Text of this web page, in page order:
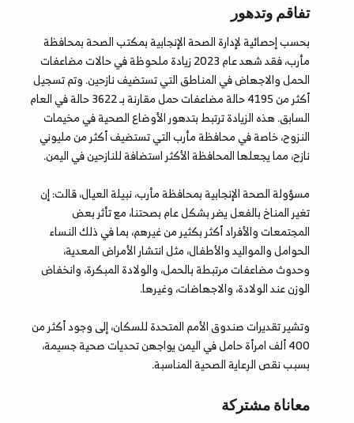
تفاقم وتدهور
بحسب إحصائية لإدارة الصحة الإنجابية بمكتب الصحة بمحافظة
مأرب، فقد شهد عام 2023 زيادة ملحوظة في حالات مضاعفات
الحمل والاجهاض في المناطق التي تستضيف نازحين. وتم تسجيل
أكثر من 4195 حالة مضاعفات حمل مقارنة بـ 3622 حالة في العام
السابق. هذه الزيادة ترتبط بتدهور الأوضاع الصحية في مخيمات
النزوح، خاصة في محافظة مأرب التي تستضيف أكثر من مليوني
نازح، مما يجعلها المحافظة الأكثر استضافة للنازحين في اليمن.
مسؤولة الصحة الإنجابية بمحافظة مأرب، نبيلة العيال، قالت: إن
تغير المناخ بالفعل يضر بشكل عام بصحتنا، مع تأثر بعض
المجتمعات والأفراد أكثر بكثير من غيرهم، بما في ذلك النساء
الحوامل والمواليد والأطفال، مثل انتشار الأمراض المعدية،
وحدوث مضاعفات مرتبطة بالحمل، والولادة المبكرة، وانخفاض
الوزن عند الولادة، والاجهاضات، وغيرها.
وتشير تقديرات صندوق الأمم المتحدة للسكان، إلى وجود أكثر من
400 ألف امرأة حامل في اليمن يواجهن تحديات صحية جسيمة،
بسبب نقص الرعاية الصحية المناسبة.
معاناة مشتركة